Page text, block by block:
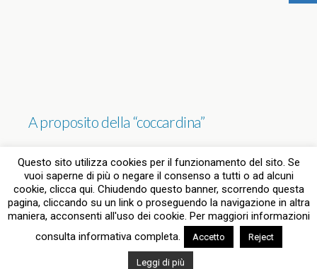
A proposito della “coccardina”
Torna su
Dispositivo Portatile Pc Desktop
Questo sito utilizza cookies per il funzionamento del sito. Se
vuoi saperne di più o negare il consenso a tutti o ad alcuni
cookie, clicca qui. Chiudendo questo banner, scorrendo questa
pagina, cliccando su un link o proseguendo la navigazione in altra
maniera, acconsenti all'uso dei cookie. Per maggiori informazioni
consulta informativa completa.
Accetto Reject
Leggi di più